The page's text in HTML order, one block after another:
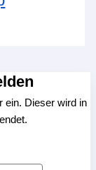
ein. Dieser wird in